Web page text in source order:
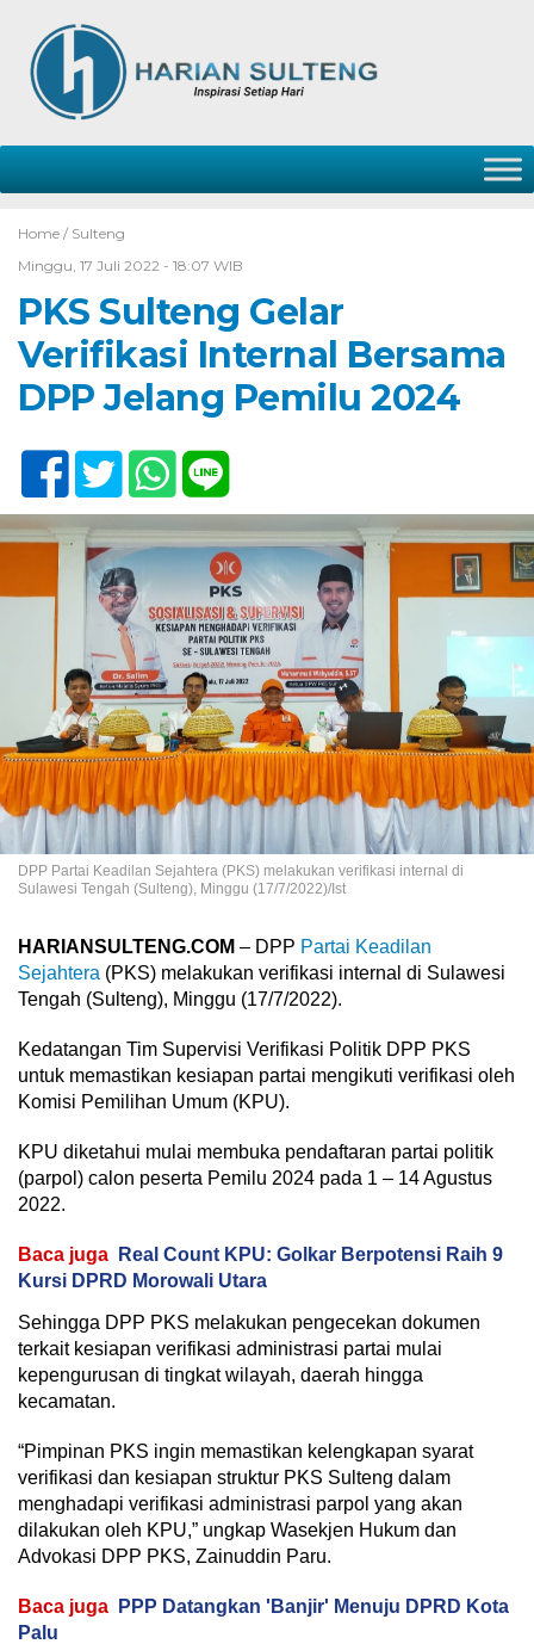
Home / Sulteng
Minggu, 17 Juli 2022 - 18:07 WIB
PKS Sulteng Gelar
Verifikasi Internal Bersama
DPP Jelang Pemilu 2024
DPP Partai Keadilan Sejahtera (PKS) melakukan verifikasi internal di
Sulawesi Tengah (Sulteng), Minggu (17/7/2022)/Ist
HARIANSULTENG.COM – DPP Partai Keadilan
Sejahtera (PKS) melakukan verifikasi internal di Sulawesi
Tengah (Sulteng), Minggu (17/7/2022).
Kedatangan Tim Supervisi Verifikasi Politik DPP PKS
untuk memastikan kesiapan partai mengikuti verifikasi oleh
Komisi Pemilihan Umum (KPU).
KPU diketahui mulai membuka pendaftaran partai politik
(parpol) calon peserta Pemilu 2024 pada 1 – 14 Agustus
2022.
Baca juga
Real Count KPU: Golkar Berpotensi Raih 9
Kursi DPRD Morowali Utara
Sehingga DPP PKS melakukan pengecekan dokumen
terkait kesiapan verifikasi administrasi partai mulai
kepengurusan di tingkat wilayah, daerah hingga
kecamatan.
“Pimpinan PKS ingin memastikan kelengkapan syarat
verifikasi dan kesiapan struktur PKS Sulteng dalam
menghadapi verifikasi administrasi parpol yang akan
dilakukan oleh KPU,” ungkap Wasekjen Hukum dan
Advokasi DPP PKS, Zainuddin Paru.
Baca juga
PPP Datangkan 'Banjir' Menuju DPRD Kota
Palu